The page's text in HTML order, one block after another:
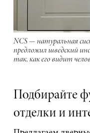
NCS — натуральная
предложил шведский
так, как его видит
Подбирайте
отделки и